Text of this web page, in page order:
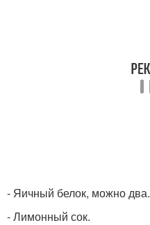
- Яичный белок, можно два.
- Лимонный сок.